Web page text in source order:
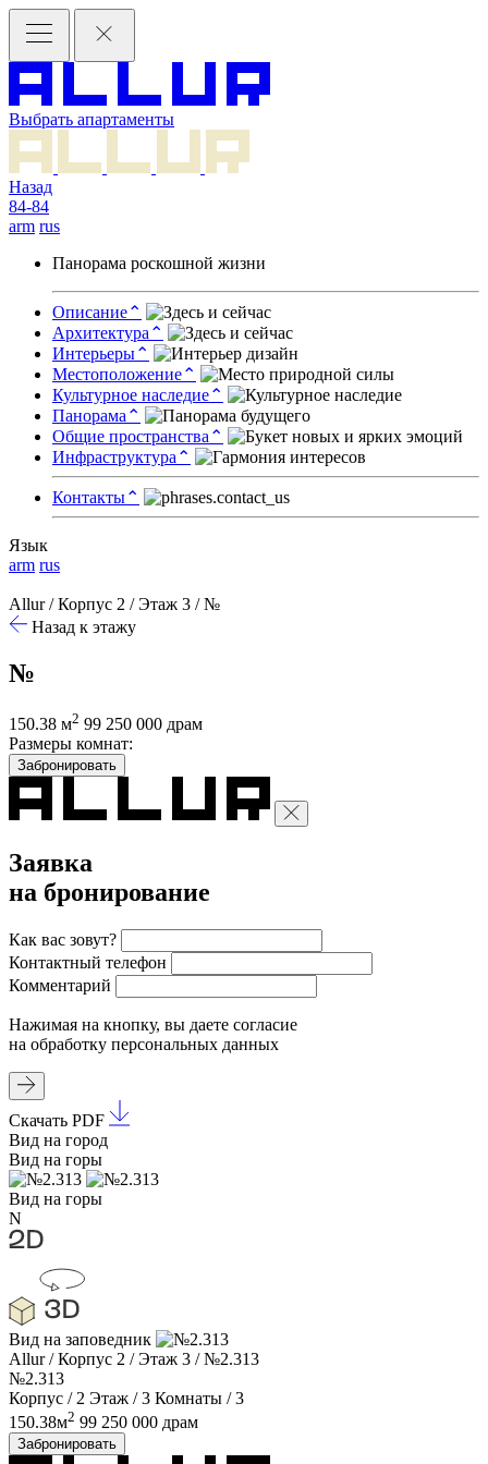
Выбрать апартаменты
Назад
84-84
arm rus
Панорама роскошной жизни
Описание⌃
Архитектура ⌃
Интерьеры⌃
Местоположение⌃
Культурное наследие⌃
Панорама ⌃
Общие пространства ⌃
Инфраструктура ⌃
Контакты⌃
Язык
arm rus
Allur/Корпус 2 /Этаж 3 / №
Назад к этажу
№
150.38 м2 99 250 000 драм
Размеры комнат:
Забронировать
Заявка
на бронирование
Как вас зовут?
Контактный телефон
Комментарий
Нажимая на кнопку, вы даете согласие
на обработку персональных данных
Скачать PDF
Вид на город
Вид на горы
Вид на горы
N
Вид на заповедник
Allur/Корпус 2 /Этаж 3 / №2.313
№2.313
Корпус / 2 Этаж / 3 Комнаты / 3
150.38м2 99 250 000 драм
Забронировать